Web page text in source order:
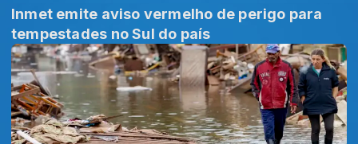
Inmet emite aviso vermelho de perigo para
tempestades no Sul do país